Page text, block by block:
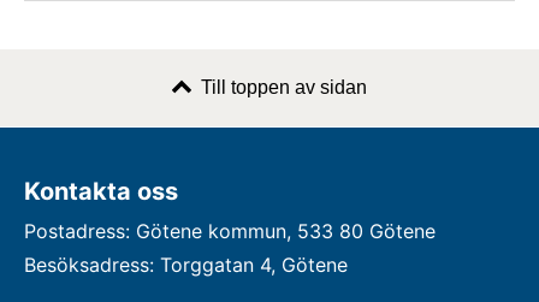
Till toppen av sidan
Kontakta oss
Postadress: Götene kommun, 533 80 Götene
Besöksadress: Torggatan 4, Götene